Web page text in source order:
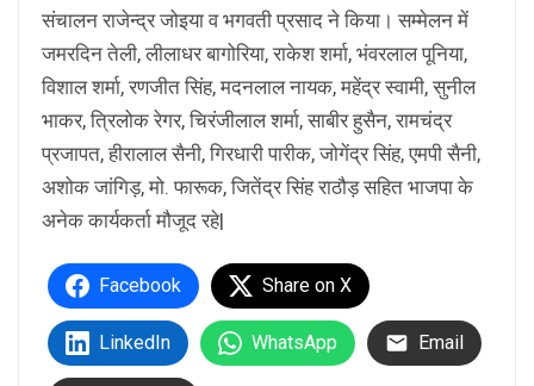
संचालन राजेन्द्र जोइया व भगवती प्रसाद ने किया। सम्मेलन में
जमरदिन तेली, लीलाधर बागोरिया, राकेश शर्मा, भंवरलाल पूनिया,
विशाल शर्मा, रणजीत सिंह, मदनलाल नायक, महेंद्र स्वामी, सुनील
भाकर, त्रिलोक रेगर, चिरंजीलाल शर्मा, साबीर हुसैन, रामचंद्र
प्रजापत, हीरालाल सैनी, गिरधारी पारीक, जोगेंद्र सिंह, एमपी सैनी,
अशोक जांगिड़, मो. फारूक, जितेंद्र सिंह राठौड़ सहित भाजपा के
अनेक कार्यकर्ता मौजूद रहे|
Facebook Share on X
LinkedIn WhatsApp Email